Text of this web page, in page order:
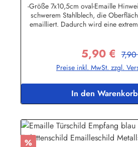
-Größe 7x10,5cm oval-Emaille
schwerem Stahlblech, die
emailliert. Dadurch wird eine
enthalten sind, dürfen nur lose
die Lackierung abplatzen kann-Die
auch nach Wunsch gefertigt
Binikowski
Verkaufspreis:
5,90 €
Preise inkl. MwSt. zzgl.
In den Warenkorb
Rabatt
%